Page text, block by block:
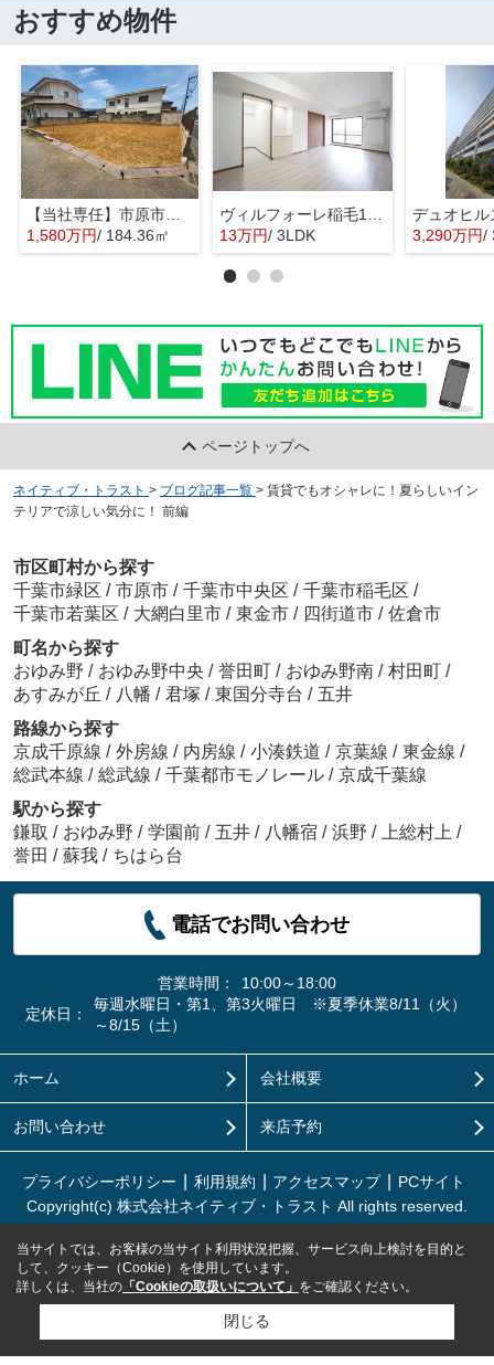
おすすめ物件
【当社専任】市原市辰巳台東4丁目 売り土地
1,580万円/ 184.36㎡
ヴィルフォーレ稲毛1番館
13万円/ 3LDK 3,290万円/
ページトップへ
ネイティブ・トラスト > ブログ記事一覧 > 賃貸でもオシャレに！夏らしいイン
テリアで涼しい気分に！ 前編
市区町村から探す
千葉市緑区 / 市原市 / 千葉市中央区 / 千葉市稲毛区 /
千葉市若葉区 / 大網白里市 / 東金市 / 四街道市 / 佐倉市
町名から探す
おゆみ野 / おゆみ野中央 / 誉田町 / おゆみ野南 / 村田町 /
あすみが丘 / 八幡 / 君塚 / 東国分寺台 / 五井
路線から探す
京成千原線 / 外房線 / 内房線 / 小湊鉄道 / 京葉線 / 東金線 /
総武本線 / 総武線 / 千葉都市モノレール / 京成千葉線
駅から探す
鎌取 / おゆみ野 / 学園前 / 五井 / 八幡宿 / 浜野 / 上総村上 /
誉田 / 蘇我 / ちはら台
電話でお問い合わせ
営業時間：
10:00～18:00
定休日：
毎週水曜日・第1、第3火曜日 ※夏季休業8/11（火）
～8/15（土）
ホーム 会社概要
お問い合わせ 来店予約
プライバシーポリシー 利用規約 アクセスマップ
PCサイト
Copyright(c) 株式会社ネイティブ・トラスト All rights reserved.
当サイトでは、お客様の当サイト利用状況把握、サービス向上検討を目的と
して、クッキー（Cookie）を使用しています。
詳しくは、当社の 「Cookieの取扱いについて」 をご確認ください。
閉じる